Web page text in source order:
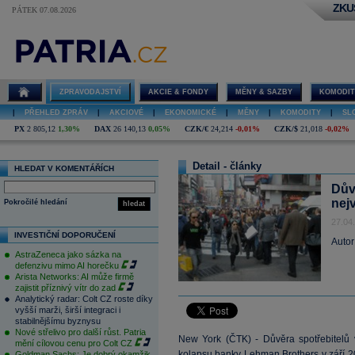
PÁTEK 07.08.2026
ZPRAVODAJSTVÍ AKCIE & FONDY MĚNY & SAZBY
PŘEHLED ZPRÁV AKCIOVÉ EKONOMICKÉ MĚNY KOMODITY
PX 2 805,12 1,30% DAX 26 140,13 0,05% CZK/€ 24,214 -0,01% CZK/$ 21,018 -0,02%
HLEDAT V KOMENTÁŘÍCH
hledat
Pokročilé hledání
INVESTIČNÍ DOPORUČENÍ
AstraZeneca jako sázka na
defenzivu mimo AI horečku
Arista Networks: AI může firmě
zajistit příznivý vítr do zad
Analytický radar: Colt CZ roste díky
vyšší marži, širší integraci i
stabilnějšímu byznysu
Nové střelivo pro další růst. Patria
mění cílovou cenu pro Colt CZ
Detail - články
New York (ČTK) - Důvěra